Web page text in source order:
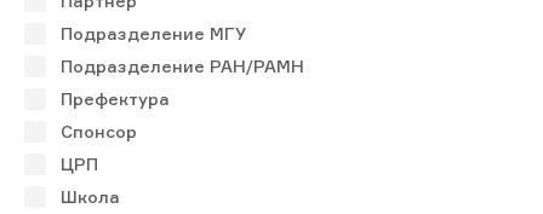
Подразделение МГУ
Подразделение РАН/РАМН
Префектура
Спонсор
ЦРП
Школа